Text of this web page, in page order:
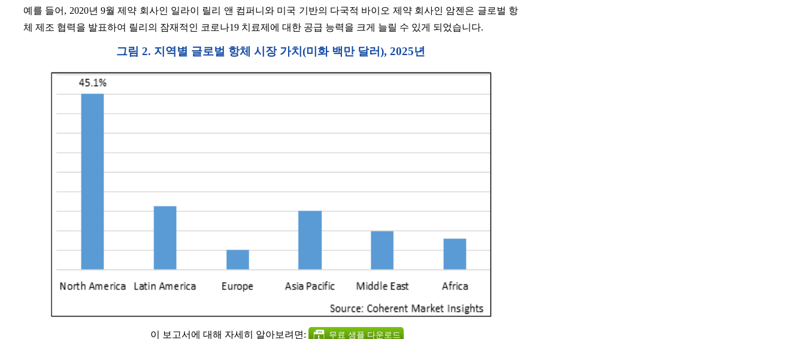
예를 들어, 2020년 9월 제약 회사인 일라이 릴리 앤 컴퍼니와 미국 기반의 다국적 바이오 제약 회사인 암젠은 글로벌 항
체 제조 협력을 발표하여 릴리의 잠재적인 코로나19 치료제에 대한 공급 능력을 크게 늘릴 수 있게 되었습니다.
그림 2. 지역별 글로벌 항체 시장 가치(미화 백만 달러), 2025년
이 보고서에 대해 자세히 알아보려면: 무료 샘플 다운로드